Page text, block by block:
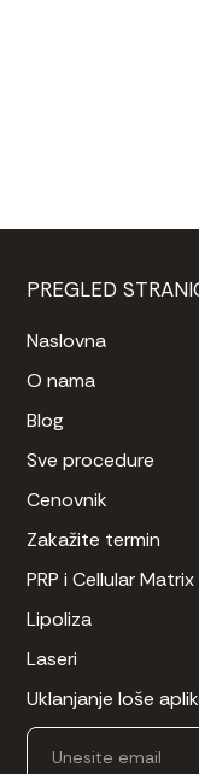
PREGLED
Naslovna
O nama
Blog
Sve procedure
Cenovnik
Zakažite termin
PRP i Cellular Matrix
Lipoliza
Laseri
Uklanjanje loše